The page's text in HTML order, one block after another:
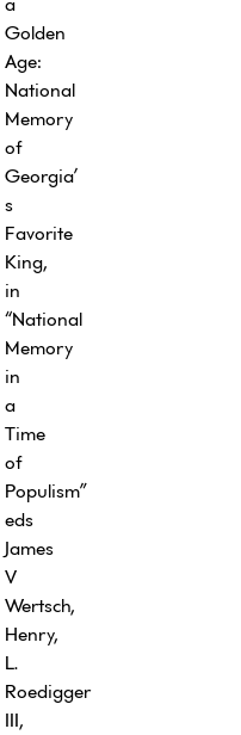
Golden
Age:
National
Memory
of
Georgia’
s
Favorite
King,
in
“National
Memory
in
a
Time
of
Populism”
eds
James
V
Wertsch,
Henry,
L.
Roedigger
III,